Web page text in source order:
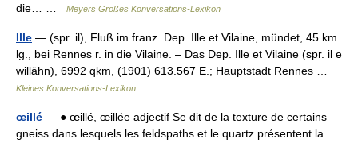
die… …
Meyers Großes Konversations-Lexikon
Ille — (spr. il), Fluß im franz. Dep. Ille et Vilaine, mündet, 45 km
lg., bei Rennes r. in die Vilaine. – Das Dep. Ille et Vilaine (spr. il e
willähn), 6992 qkm, (1901) 613.567 E.; Hauptstadt Rennes …
Kleines Konversations-Lexikon
œillé — ● œillé, œillée adjectif Se dit de la texture de certains
gneiss dans lesquels les feldspaths et le quartz présentent la